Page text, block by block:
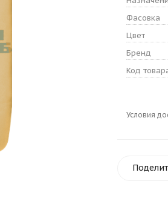
Фасовка
Цвет
Бренд
Код
Условия